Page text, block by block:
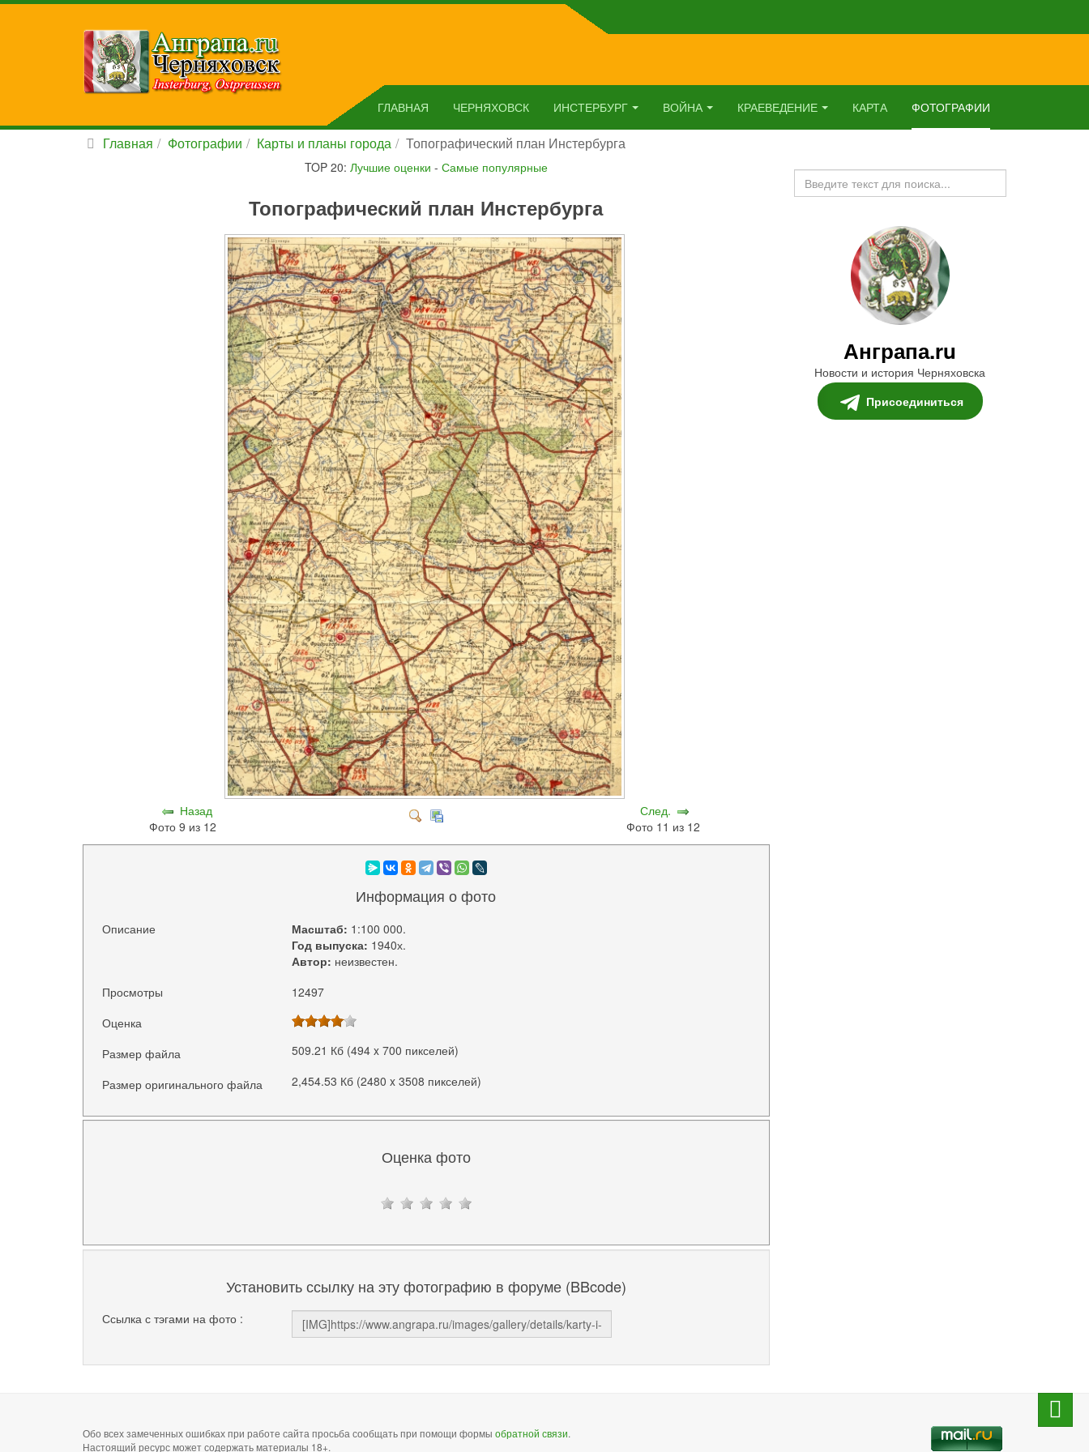
ГЛАВНАЯ ЧЕРНЯХОВСК ИНСТЕРБУРГ ВОЙНА КРАЕВЕДЕНИЕ КАРТА ФОТОГРАФИИ
Главная Фотографии Карты и планы города Топографический план Инстербурга
TOP 20: Лучшие оценки - Самые популярные
Топографический план Инстербурга
Назад
Фото 9 из 12
След.
Фото 11 из 12
Информация о фото
Описание Масштаб: 1:100 000.
Год выпуска: 1940х.
Автор: неизвестен.
Просмотры
12497
Оценка
Размер файла
509.21 Кб (494 x 700 пикселей)
Размер оригинального файла 2,454.53 Кб (2480 x 3508 пикселей)
Оценка фото
Установить ссылку на эту фотографию в форуме (BBcode)
Ссылка с тэгами на фото :
Искать...
Анграпа.ru
Новости и история Черняховска
Присоединиться
Обо всех замеченных ошибках при работе сайта просьба сообщать при помощи формы обратной связи.
Настоящий ресурс может содержать материалы 18+.